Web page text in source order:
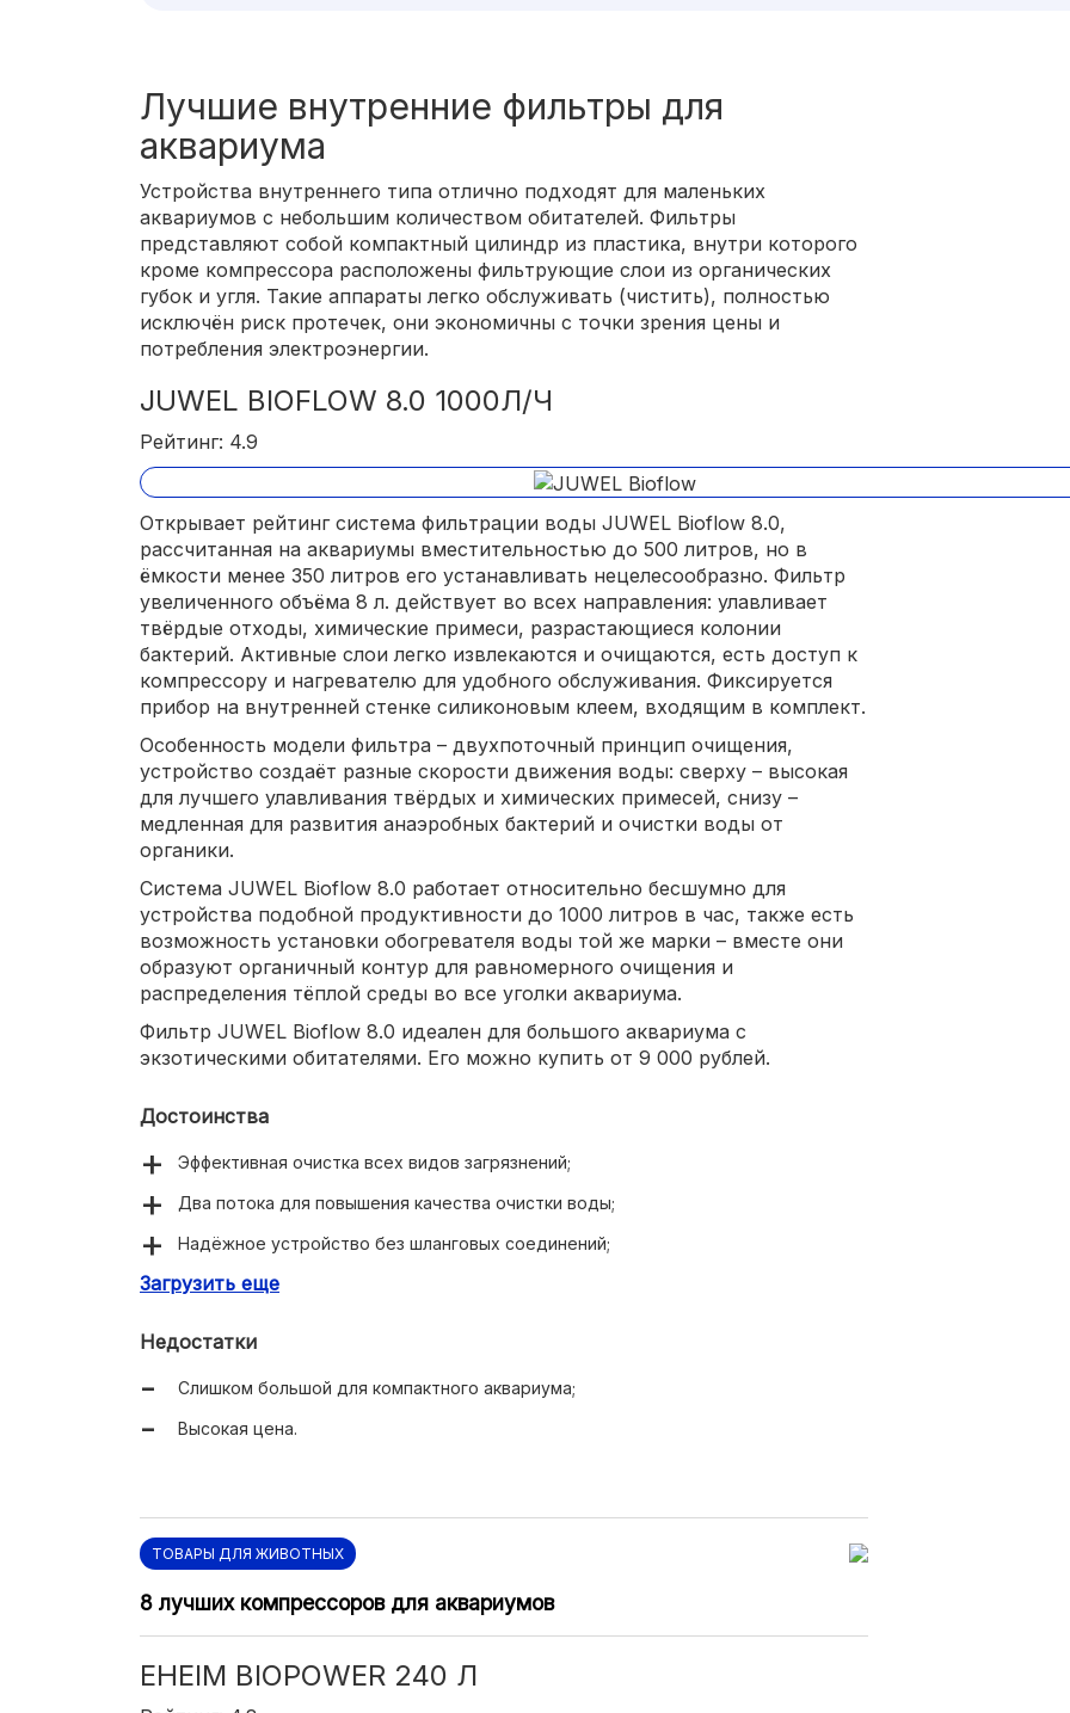
Лучшие внутренние фильтры для
аквариума
Устройства внутреннего типа отлично подходят для маленьких
аквариумов с небольшим количеством обитателей. Фильтры
представляют собой компактный цилиндр из пластика, внутри которого
кроме компрессора расположены фильтрующие слои из органических
губок и угля. Такие аппараты легко обслуживать (чистить), полностью
исключён риск протечек, они экономичны с точки зрения цены и
потребления электроэнергии.
JUWEL BIOFLOW 8.0 1000Л/Ч
Рейтинг: 4.9
Открывает рейтинг система фильтрации воды JUWEL Bioflow 8.0,
рассчитанная на аквариумы вместительностью до 500 литров, но в
ёмкости менее 350 литров его устанавливать нецелесообразно. Фильтр
увеличенного объёма 8 л. действует во всех направления: улавливает
твёрдые отходы, химические примеси, разрастающиеся колонии
бактерий. Активные слои легко извлекаются и очищаются, есть доступ к
компрессору и нагревателю для удобного обслуживания. Фиксируется
прибор на внутренней стенке силиконовым клеем, входящим в комплект.
Особенность модели фильтра – двухпоточный принцип очищения,
устройство создаёт разные скорости движения воды: сверху – высокая
для лучшего улавливания твёрдых и химических примесей, снизу –
медленная для развития анаэробных бактерий и очистки воды от
органики.
Система JUWEL Bioflow 8.0 работает относительно бесшумно для
устройства подобной продуктивности до 1000 литров в час, также есть
возможность установки обогревателя воды той же марки – вместе они
образуют органичный контур для равномерного очищения и
распределения тёплой среды во все уголки аквариума.
Фильтр JUWEL Bioflow 8.0 идеален для большого аквариума с
экзотическими обитателями. Его можно купить от 9 000 рублей.
Достоинства
Эффективная очистка всех видов загрязнений;
Два потока для повышения качества очистки воды;
Надёжное устройство без шланговых соединений;
Удобное обслуживание и очистка;
Загрузить еще
Недостатки
Слишком большой для компактного аквариума;
Высокая цена.
ТОВАРЫ ДЛЯ ЖИВОТНЫХ
8 лучших компрессоров для аквариумов
EHEIM BIOPOWER 240 Л